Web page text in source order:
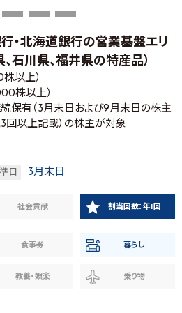
・北海道銀行の営業基盤エリ
石川県、福井県の特産品）
以上）
株以上）
保有（3月末日および9月末日の株主
以上記載）の株主が対象
日 3月末日
社会貢献 割当回数：年1回
食事券 暮らし
教養・娯楽 乗り物